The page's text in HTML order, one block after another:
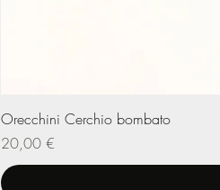
Orecchini Cerchio bombato
Prezzo
20,00 €